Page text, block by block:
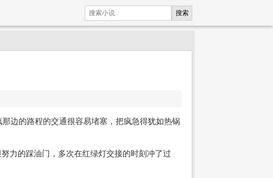
搜索
边的路程的交通很容易堵塞，把疯急得犹如热锅
力的踩油门，多次在红绿灯交接的时刻冲了过